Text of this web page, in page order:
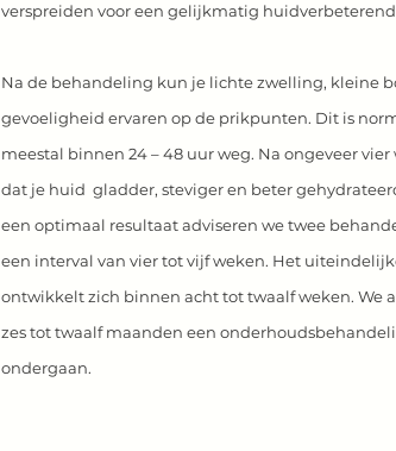
verspreiden voor een gelijkmatig huidverbeterend
Na de behandeling kun je lichte zwelling, kleine
gevoeligheid ervaren op de prikpunten. Dit is
meestal binnen 24 – 48 uur weg. Na ongeveer
dat je huid gladder, steviger en beter
een optimaal resultaat adviseren we twee
een interval van vier tot vijf weken. Het
ontwikkelt zich binnen acht tot twaalf weken. We
zes tot twaalf maanden een
ondergaan.